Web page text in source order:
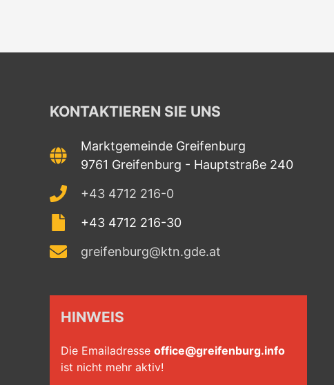
KONTAKTIEREN SIE UNS
Marktgemeinde Greifenburg
9761 Greifenburg - Hauptstraße 240
+43 4712 216-0
+43 4712 216-30
greifenburg@ktn.gde.at
HINWEIS
Die Emailadresse office@greifenburg.info
ist nicht mehr aktiv!